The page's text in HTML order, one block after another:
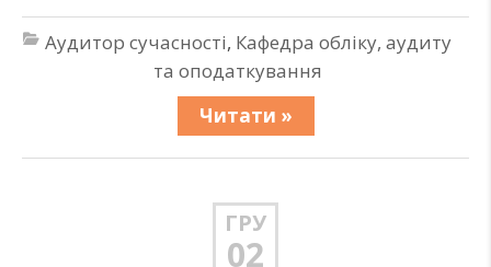
Аудитор сучасності, Кафедра обліку, аудиту
та оподаткування
Читати »
ГРУ
02